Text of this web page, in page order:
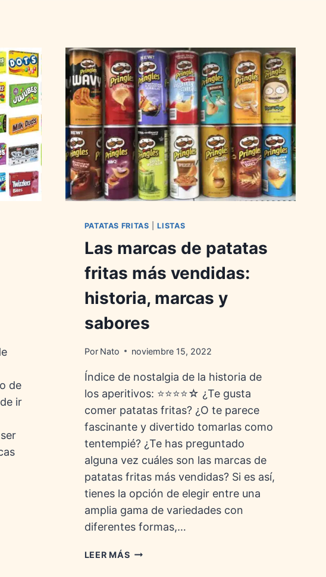
de
ir
PATATAS FRITAS |LISTAS
Las marcas de patatas
fritas más vendidas:
historia, marcas y
sabores
Por Nato noviembre 15, 2022
Índice de nostalgia de la historia de
los aperitivos: ⭐⭐⭐⭐☆ ¿Te gusta
comer patatas fritas? ¿O te parece
fascinante y divertido tomarlas como
tentempié? ¿Te has preguntado
alguna vez cuáles son las marcas de
patatas fritas más vendidas? Si es así,
tienes la opción de elegir entre una
amplia gama de variedades con
diferentes formas,…
LEER MÁSLAS